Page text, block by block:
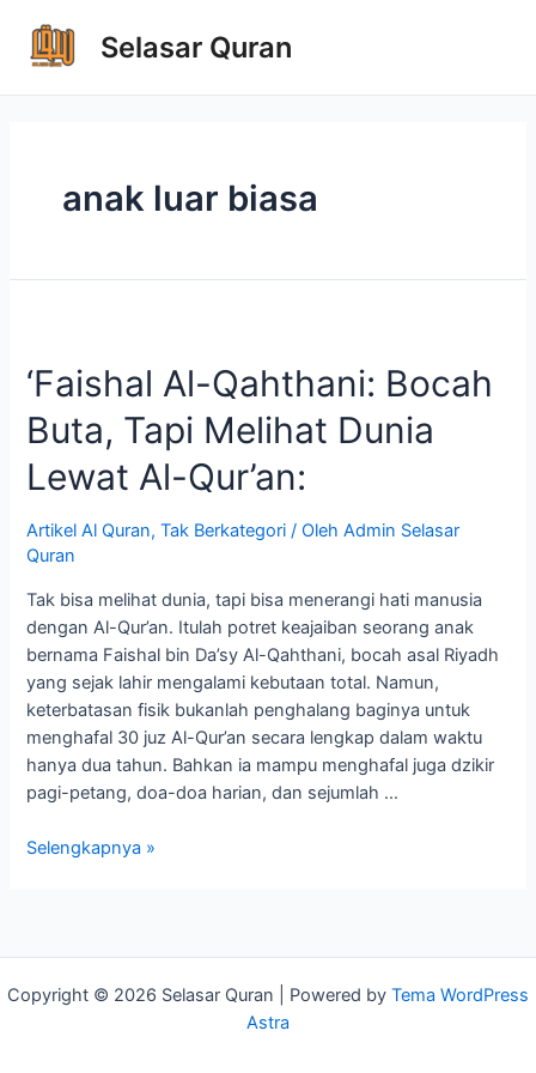
Selasar Quran
anak luar biasa
‘Faishal Al-Qahthani: Bocah
Buta, Tapi Melihat Dunia
Lewat Al-Qur’an:
Artikel Al Quran,Tak Berkategori / OlehAdmin Selasar
Quran
Tak bisa melihat dunia, tapi bisa menerangi hati manusia
dengan Al-Qur’an. Itulah potret keajaiban seorang anak
bernama Faishal bin Da’sy Al-Qahthani, bocah asal Riyadh
yang sejak lahir mengalami kebutaan total. Namun,
keterbatasan fisik bukanlah penghalang baginya untuk
menghafal 30 juz Al-Qur’an secara lengkap dalam waktu
hanya dua tahun. Bahkan ia mampu menghafal juga dzikir
pagi-petang, doa-doa harian, dan sejumlah …
Selengkapnya »
Copyright © 2026 Selasar Quran | Powered by Tema WordPress
Astra